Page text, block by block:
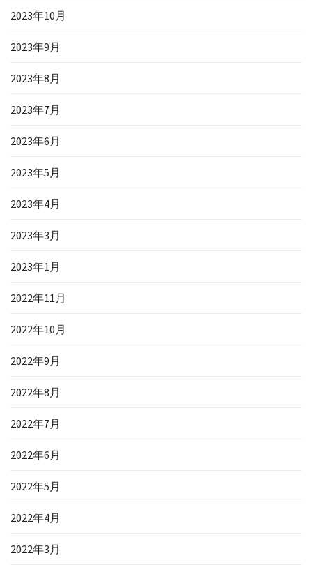
2023年10月
2023年9月
2023年8月
2023年7月
2023年6月
2023年5月
2023年4月
2023年3月
2023年1月
2022年11月
2022年10月
2022年9月
2022年8月
2022年7月
2022年6月
2022年5月
2022年4月
2022年3月